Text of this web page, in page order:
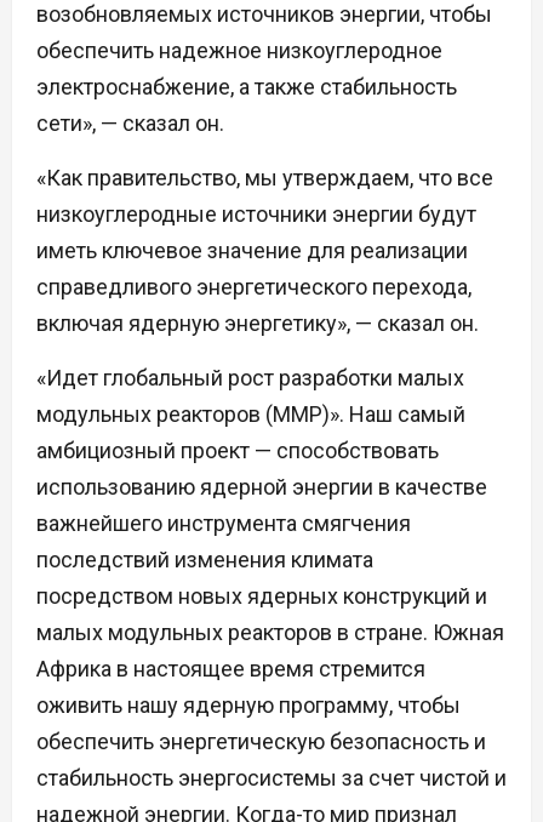
возобновляемых источников энергии, чтобы
обеспечить надежное низкоуглеродное
электроснабжение, а также стабильность
сети», — сказал он.
«Как правительство, мы утверждаем, что все
низкоуглеродные источники энергии будут
иметь ключевое значение для реализации
справедливого энергетического перехода,
включая ядерную энергетику», — сказал он.
«Идет глобальный рост разработки малых
модульных реакторов (ММР)». Наш самый
амбициозный проект — способствовать
использованию ядерной энергии в качестве
важнейшего инструмента смягчения
последствий изменения климата
посредством новых ядерных конструкций и
малых модульных реакторов в стране. Южная
Африка в настоящее время стремится
оживить нашу ядерную программу, чтобы
обеспечить энергетическую безопасность и
стабильность энергосистемы за счет чистой и
надежной энергии. Когда-то мир признал